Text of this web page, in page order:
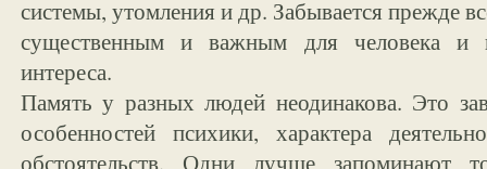
системы, утомления и др. Забывается прежде
существенным и важным для человека и
интереса.
Память у разных людей неодинакова. Это
особенностей психики, характера
обстоятельств. Одни лучше запоминают